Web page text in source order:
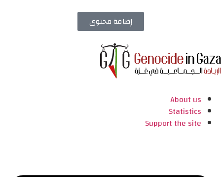
إضافة محتوى
About us
Statistics
Support the site